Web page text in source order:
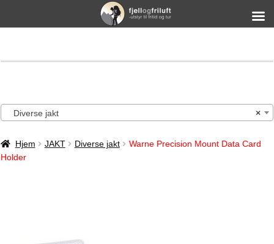
×
Diverse jakt
Hjem JAKT Diverse jakt
Warne Precision Mount Data Card
Holder